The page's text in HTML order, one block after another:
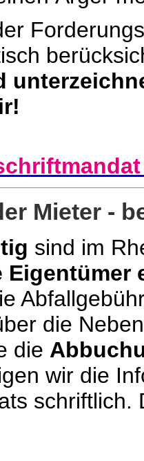
Mieter -
sind im
die
die
wir die